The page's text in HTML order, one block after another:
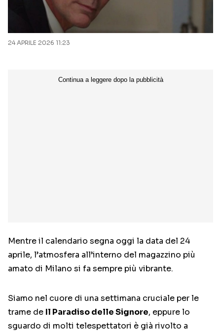
24 APRILE 2026 11:23
Mentre il calendario segna oggi la data del 24
aprile, l’atmosfera all’interno del magazzino più
amato di Milano si fa sempre più vibrante.
Siamo nel cuore di una settimana cruciale per le
trame de Il Paradiso delle Signore, eppure lo
sguardo di molti telespettatori è già rivolto a